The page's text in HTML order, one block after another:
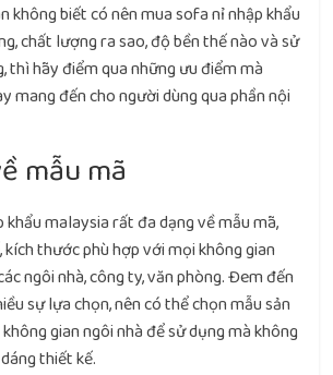
không biết có nên mua sofa nỉ nhập khẩu
chất lượng ra sao, độ bền thế nào và sử
thì hãy điểm qua những ưu điểm mà
mang đến cho người dùng qua phần nội
mẫu mã
malaysia rất đa dạng về mẫu mã,
kích thước phù hợp với mọi không gian
ngôi nhà, công ty, văn phòng. Đem đến
sự lựa chọn, nên có thể chọn mẫu sản
gian ngôi nhà để sử dụng mà không
thiết kế.